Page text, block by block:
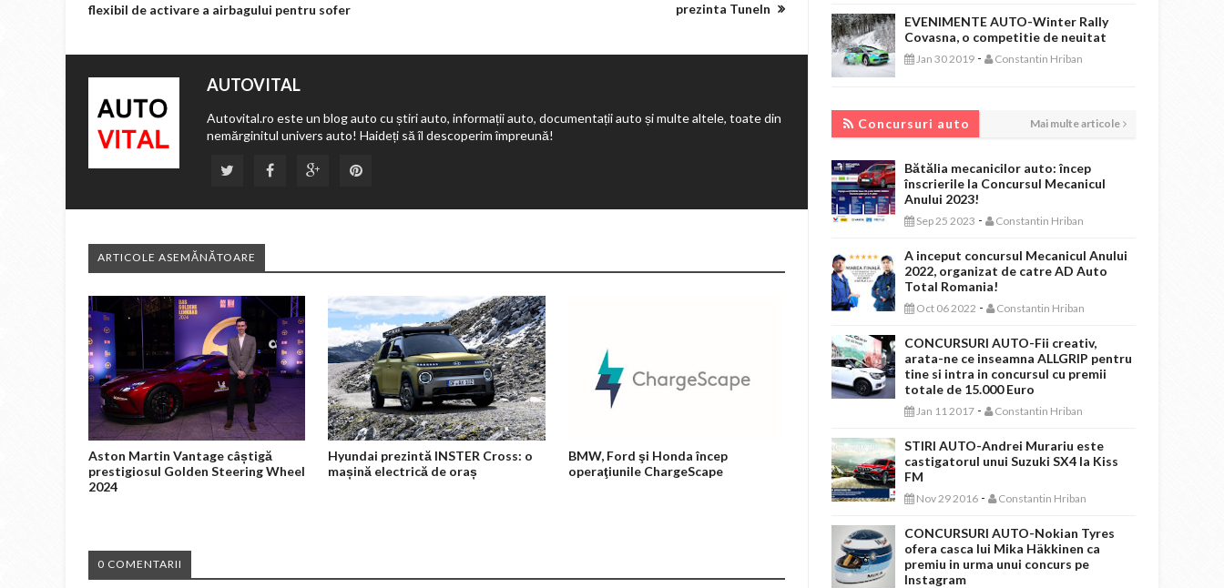
flexibil de activare a airbagului pentru sofer
prezinta TuneIn
AUTOVITAL
Autovital.ro este un blog auto cu știri auto, informații auto, documentații auto și multe altele, toate din
nemărginitul univers auto! Haideți să îl descoperim împreună!
ARTICOLE ASEMĂNĂTOARE
Aston Martin Vantage câștigă
prestigiosul Golden Steering Wheel
2024
Hyundai prezintă INSTER Cross: o
mașină electrică de oraș
BMW, Ford şi Honda încep
operaţiunile ChargeScape
0 COMENTARII
EVENIMENTE AUTO-Winter Rally
Covasna, o competitie de neuitat
Jan 30 2019 - Constantin Hriban
Concursuri auto Mai multe articole
Bătălia mecanicilor auto: încep
înscrierile la Concursul Mecanicul
Anului 2023!
Sep 25 2023 - Constantin Hriban
A inceput concursul Mecanicul Anului
2022, organizat de catre AD Auto
Total Romania!
Oct 06 2022 - Constantin Hriban
CONCURSURI AUTO-Fii creativ,
arata-ne ce inseamna ALLGRIP pentru
tine si intra in concursul cu premii
totale de 15.000 Euro
Jan 11 2017 - Constantin Hriban
STIRI AUTO-Andrei Murariu este
castigatorul unui Suzuki SX4 la Kiss
FM
Nov 29 2016 - Constantin Hriban
CONCURSURI AUTO-Nokian Tyres
ofera casca lui Mika Häkkinen ca
premiu in urma unui concurs pe
Instagram